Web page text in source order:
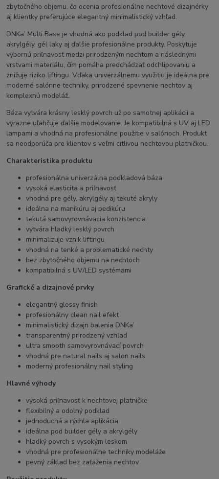
zbytočného objemu, čo ocenia profesionálne nechtové dizajnérky
aj klientky preferujúce elegantný minimalistický vzhľad.
DNKa’ Multi Base je vhodná ako podklad pod builder gély,
akrylgély, gél laky aj ďalšie profesionálne produkty. Poskytuje
výbornú priľnavosť medzi prirodzeným nechtom a následnými
vrstvami materiálu, čím pomáha predchádzať odchlipovaniu a
znižuje riziko liftingu. Vďaka univerzálnemu využitiu je ideálna pre
moderné salónne techniky, prirodzené spevnenie nechtov aj
komplexnú modeláž.
Báza vytvára krásny lesklý povrch už po samotnej aplikácii a
výrazne uľahčuje ďalšie modelovanie. Je kompatibilná s UV aj LED
lampami a vhodná na profesionálne použitie v salónoch. Produkt
sa neodporúča pre klientov s veľmi citlivou nechtovou platničkou.
Charakteristika produktu
profesionálna univerzálna podkladová báza
vysoká elasticita a priľnavosť
vhodná pre gély, akrylgély aj tekuté akryly
ideálna na manikúru aj pedikúru
tekutá samovyrovnávacia konzistencia
vytvára hladký lesklý povrch
minimalizuje vznik liftingu
vhodná na tenké a problematické nechty
bez zbytočného objemu na nechtoch
kompatibilná s UV/LED systémami
Grafické a dizajnové prvky
elegantný glossy finish
profesionálny clean nail efekt
minimalistický dizajn balenia DNKa’
transparentný prirodzený vzhľad
ultra smooth samovyrovnávací povrch
vhodná pre natural nails aj salon nails
moderný profesionálny nail styling
Hlavné výhody
vysoká priľnavosť k nechtovej platničke
flexibilný a odolný podklad
jednoduchá a rýchla aplikácia
ideálna pod builder gély a akrylgély
hladký povrch s vysokým leskom
vhodná pre profesionálne techniky modeláže
pevný základ bez zaťaženia nechtov